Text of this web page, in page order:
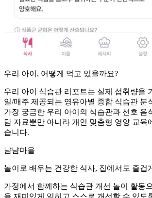
우리 아이, 어떻게 먹고 있을까요?
우리 아이 식습관 리포트는 실제 섭취량을
일/매주 제공되는 영유아별 종합 식습관 분
가장 궁금한 우리 아이의 식습관과 선호 음
담 자료뿐만 아니라 개인 맞춤형 영양 교육
습니다.
냠냠마을
놀이로 배우는 건강한 식사, 집에서도 즐겁
가정에서 함께하는 식습관 개선 놀이 활동
을 재미있게 익히고 스스로 개선할 수 있도